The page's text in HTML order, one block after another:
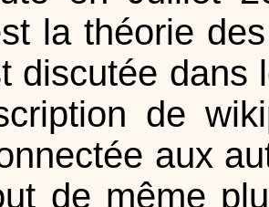
la théorie
discutée dans
de
aux
de même